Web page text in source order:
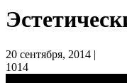
20 сентября, 2014 |
1014